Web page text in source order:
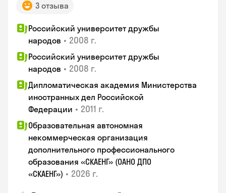
3 отзыва
Российский университет дружбы
народов • 2008 г.
Российский университет дружбы
народов • 2008 г.
Дипломатическая академия Министерства
иностранных дел Российской
Федерации • 2011 г.
Образовательная автономная
некоммерческая организация
дополнительного профессионального
образования «СКАЕНГ» (ОАНО ДПО
«СКАЕНГ») • 2026 г.